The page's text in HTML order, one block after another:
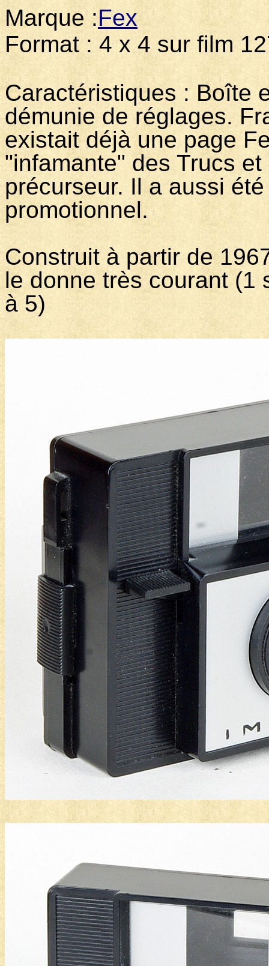
Marque :Fex
Format : 4 x 4 sur film
Caractéristiques : Boîte
démunie de réglages.
existait déjà une page
"infamante" des Trucs
précurseur. Il a aussi
promotionnel.
Construit à partir de
le donne très courant (1
à 5)